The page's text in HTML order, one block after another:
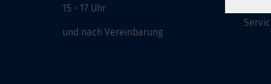
15 - 17 Uhr
und nach Vereinbarung